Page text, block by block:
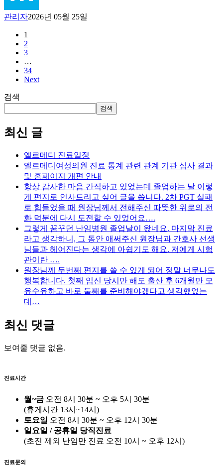
디
타
(EmbryoScope
운
관리자2026년 05월 25일
1
2
3
…
34
Next
검색
검색
최신 글
엘르메디 진료일정
엘르메디여성의원 진료 통계 관련 관계 기관 심사 결과
및 홈페이지 개편 안내
항상 감사한 마음 간직하고 있었는데 졸업하는 날 이렇
게 편지로 인사드리고 싶어 글을 씁니다. 2차 PGT 실패
로 힘들었을 때 원장님께서 전해주신 따뜻한 위로의 전
화 덕분에 다시 도전할 수 있었어요….
그렇게 꿈꾸던 난임병원 졸업날이 왔네요. 마지막 진료
라고 생각하니, 그 동안 애써주신 원장님과 간호사 선생
님들과 헤어진다는 생각에 아쉽기도 해요. 저에게 시험
관이란 ….
원장님께 두번째 편지를 쓸 수 있게 되어 정말 너무나도
행복합니다. 첫째 임신 당시만 해도 출산 후 6개월만 모
유수유하고 바로 둘째를 준비해야겠다고 생각했었는
데…
최신 댓글
보여줄 댓글 없음.
진료시간
월~금 오전 8시 30분 ~ 오후 5시 30분
(휴게시간 13시~14시)
토요일 오전 8시 30분 ~ 오후 12시 30분
일요일 / 공휴일 당직진료
(초진 제외 난임만 진료 오전 10시 ~ 오후 12시)
진료문의